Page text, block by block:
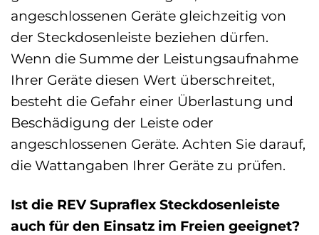
angeschlossenen Geräte gleichzeitig von
der Steckdosenleiste beziehen dürfen.
Wenn die Summe der Leistungsaufnahme
Ihrer Geräte diesen Wert überschreitet,
besteht die Gefahr einer Überlastung und
Beschädigung der Leiste oder
angeschlossenen Geräte. Achten Sie darauf,
die Wattangaben Ihrer Geräte zu prüfen.
Ist die REV Supraflex Steckdosenleiste
auch für den Einsatz im Freien geeignet?